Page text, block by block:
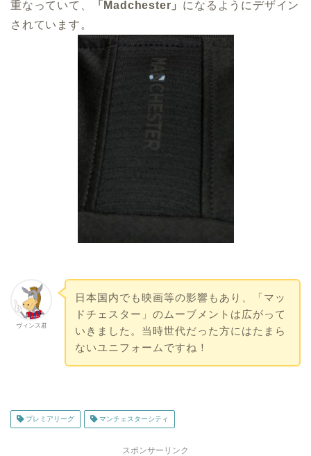
重なっていて、 「Madchester」 になるようにデザイン
されています。
ヴィンス君
日本国内でも映画等の影響もあり、「マッ
ドチェスター」のムーブメントは広がって
いきました。当時世代だった方にはたまら
ないユニフォームですね！
プレミアリーグ マンチェスターシティ
スポンサーリンク